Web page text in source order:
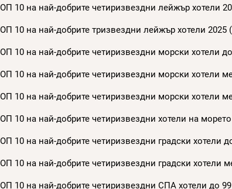
10 на най-добрите четиризвездни лейжър хотели
10 на най-добрите тризвездни лейжър хотели 2025
10 на най-добрите четиризвездни морски хотели
10 на най-добрите четиризвездни морски хотели
10 на най-добрите четиризвездни морски хотели
10 на най-добрите четиризвездни хотели на
10 на най-добрите четиризвездни градски хотели
10 на най-добрите четиризвездни градски хотели
10 на най-добрите четиризвездни СПА хотели до